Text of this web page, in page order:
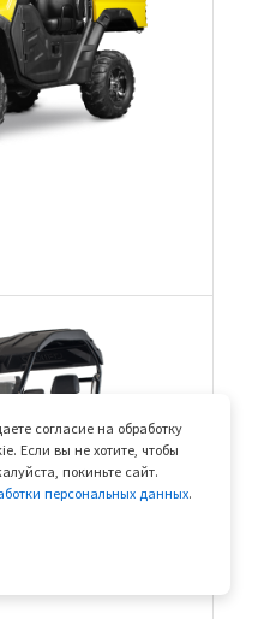
согласие на обработку
Если вы не хотите, чтобы
покиньте сайт.
персональных данных.